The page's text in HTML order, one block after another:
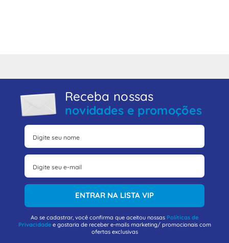
Receba nossas
novidades e promoções
ENTRAR NA LISTA VIP
Ao se cadastrar, você confirma que aceitou nossas Políticas de
Privacidadee gostaria de receber e-mails marketing/ promocionais com
ofertas exclusivas